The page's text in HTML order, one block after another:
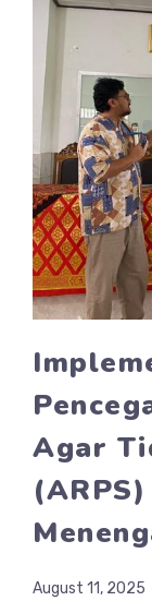
Agar
August 11, 2025